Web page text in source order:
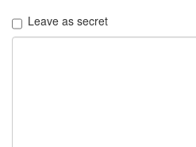
Leave as secret
분